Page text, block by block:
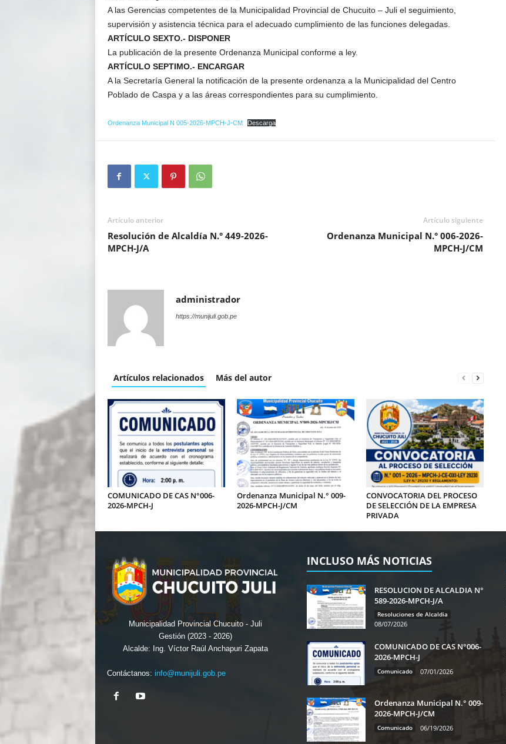
A las Gerencias competentes de la Municipalidad Provincial de Chucuito – Juli el seguimiento,
supervisión y asistencia técnica para el adecuado cumplimiento de las funciones delegadas.
ARTÍCULO SEXTO.- DISPONER
La publicación de la presente Ordenanza Municipal conforme a ley.
ARTÍCULO SEPTIMO.- ENCARGAR
A la Secretaría General la notificación de la presente ordenanza a la Municipalidad del Centro
Poblado de Caspa y a las áreas correspondientes para su cumplimiento.
Ordenanza Municipal N 005-2026-MPCH-J-CM Descarga
Artículo anterior
Resolución de Alcaldía N.° 449-2026-
MPCH-J/A
Artículo siguiente
Ordenanza Municipal N.° 006-2026-
MPCH-J/CM
administrador
https://munijuli.gob.pe
Artículos relacionados Más del autor
COMUNICADO DE CAS N°006-
2026-MPCH-J
Ordenanza Municipal N.° 009-
2026-MPCH-J/CM
CONVOCATORIA DEL PROCESO
DE SELECCIÓN DE LA EMPRESA
PRIVADA
Municipalidad Provincial Chucuito - Juli
Gestión (2023 - 2026)
Alcalde: Ing. Víctor Raúl Anchapuri Zapata
Contáctanos: info@munijuli.gob.pe
INCLUSO MÁS NOTICIAS
RESOLUCION DE ALCALDIA N°
589-2026-MPCH-J/A
Resoluciones de Alcaldia
08/07/2026
COMUNICADO DE CAS N°006-
2026-MPCH-J
Comunicado 07/01/2026
Ordenanza Municipal N.° 009-
2026-MPCH-J/CM
Comunicado 06/19/2026